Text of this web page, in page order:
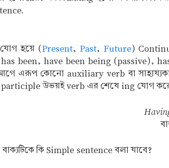
হয়ে (Present, Past, Future)
been, have been being (passive),
এরূপ কোনো auxiliary verb বা
উভয়ই verb এর শেষে ing যোগ
কি Simple sentence বলা যাবে?